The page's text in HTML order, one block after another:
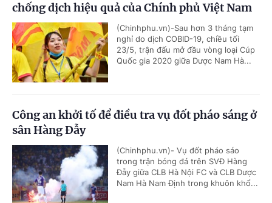
chống dịch hiệu quả của Chính phủ Việt Nam
(Chinhphu.vn)-Sau hơn 3 tháng tạm
nghỉ do dịch COBID-19, chiều tối
23/5, trận đấu mở đầu vòng loại Cúp
Quốc gia 2020 giữa Dược Nam Hà...
Công an khởi tố để điều tra vụ đốt pháo sáng ở
sân Hàng Đẫy
(Chinhphu.vn)- Vụ đốt pháo sáo
trong trận bóng đá trên SVĐ Hàng
Đẫy giữa CLB Hà Nội FC và CLB Dược
Nam Hà Nam Định trong khuôn khổ...